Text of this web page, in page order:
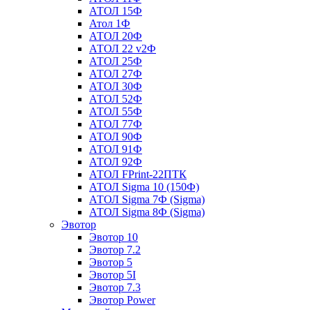
АТОЛ 15Ф
Атол 1Ф
АТОЛ 20Ф
АТОЛ 22 v2Ф
АТОЛ 25Ф
АТОЛ 27Ф
АТОЛ 30Ф
АТОЛ 52Ф
АТОЛ 55Ф
АТОЛ 77Ф
АТОЛ 90Ф
АТОЛ 91Ф
АТОЛ 92Ф
АТОЛ FPrint-22ПТК
АТОЛ Sigma 10 (150Ф)
АТОЛ Sigma 7Ф (Sigma)
АТОЛ Sigma 8Ф (Sigma)
Эвотор
Эвотор 10
Эвотор 7.2
Эвотор 5
Эвотор 5I
Эвотор 7.3
Эвотор Power